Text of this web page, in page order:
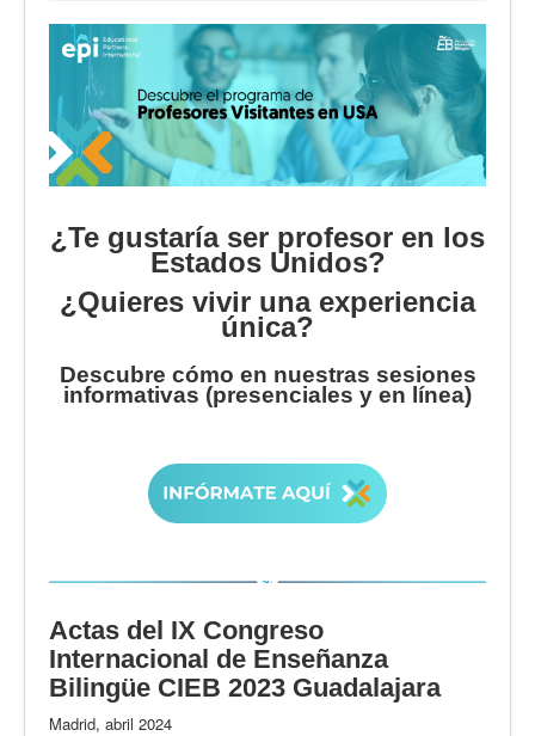
¿Te gustaría ser profesor en los
Estados Unidos?
¿Quieres vivir una experiencia
única?
Descubre cómo en nuestras sesiones
informativas (presenciales y en línea)
Actas del IX Congreso
Internacional de Enseñanza
Bilingüe CIEB 2023 Guadalajara
Madrid, abril 2024